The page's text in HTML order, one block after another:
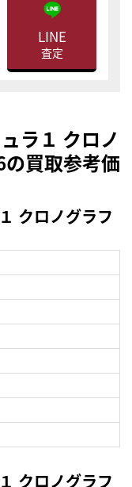
LINE
査定
ラ１ クロノ
買取参考価
クロノグラフ
クロノグラフ